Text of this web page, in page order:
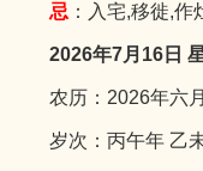
忌 ：入宅,移徙,作
2026年7月16日
农历：2026年六月
岁次：丙午年 乙未